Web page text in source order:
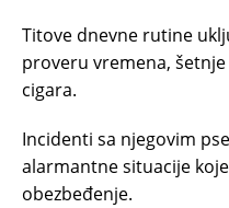
Titove dnevne rutine
proveru vremena,
cigara.
Incidenti sa njegovim
alarmantne situacije
obezbeđenje.